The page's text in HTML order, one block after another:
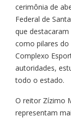
cerimônia de
Federal de
que
como pilares do
Complexo
autoridades,
todo o estado.
O reitor Zízimo
representam